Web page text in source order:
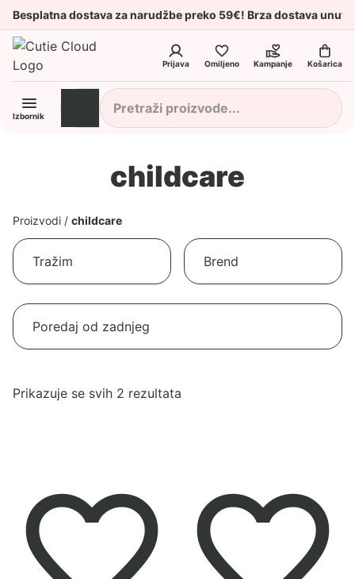
Besplatna dostava za narudžbe preko 59€! Brza dostava
Prijava Omiljeno Kampanje Košarica
Izbornik
childcare
Proizvodi / childcare
Prikazuje se svih 2 rezultata